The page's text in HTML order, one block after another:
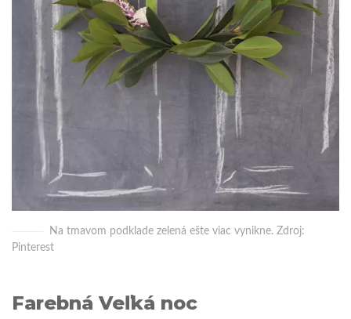
Na tmavom podklade zelená ešte viac vynikne. Zdroj:
Pinterest
Farebná Veľká noc